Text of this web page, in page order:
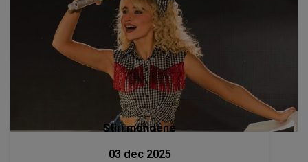
Stiri mondene
03 dec 2025